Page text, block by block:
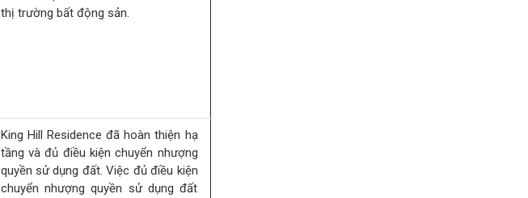
thị trường bất động sản.
King Hill Residence đã hoàn thiện hạ
tầng và đủ điều kiện chuyển nhượng
quyền sử dụng đất. Việc đủ điều kiện
chuyển nhượng quyền sử dụng đất